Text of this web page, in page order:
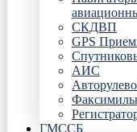
СКДВП
GPS
АИС
ГМССБ